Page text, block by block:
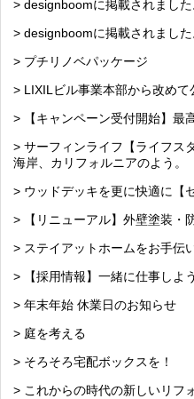
> designboomに掲載されました
> designboomに掲載されました
> プチリノベパッケージ
> LIXILビル事業本部から改めて
> 【キャンペーン受付開始】最
> サーフィンライフ【ライフス
海岸、カリフォルニアのよう。
> ウッドデッキを更に快適に【
> 【リニューアル】外壁塗装・
> ステイアットホームをお手伝
> 【採用情報】一緒に仕事しよう
> 年末年始 休業日のお知らせ
> 庭を考える
> そろそろ宅配ボックスを！
> これからの時代の新しいリフ